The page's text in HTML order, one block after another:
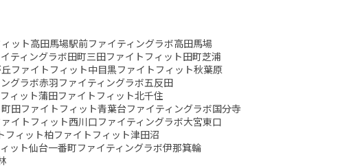
ット高田馬場駅前ファイティングラボ高田馬場
ティングラボ田町三田ファイトフィット田町芝浦
ファイトフィット中目黒ファイトフィット秋葉原
グラボ赤羽ファイティングラボ五反田
ィット蒲田ファイトフィット北千住
田ファイトフィット青葉台ファイティングラボ国分寺
ァイトフィット西川口ファイティングラボ大宮東口
フィット柏ファイトフィット津田沼
ット仙台一番町ファイティングラボ伊那箕輪